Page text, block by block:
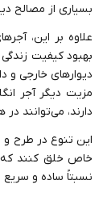
بسیاری از مصالح
علاوه بر این،
بهبود کیفیت
دیوارهای خارجی و
مزیت دیگر آجر
دارند، می‌توانند
این تنوع در طرح و
خاص خلق کنند که
نسبتاً ساده و